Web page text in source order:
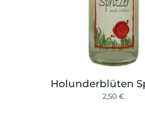
Holunderblüten
2,50 €